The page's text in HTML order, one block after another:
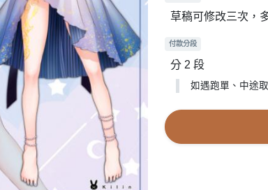
草稿可修改三次，
付款分段
分 2 段
如遇跑單、中途